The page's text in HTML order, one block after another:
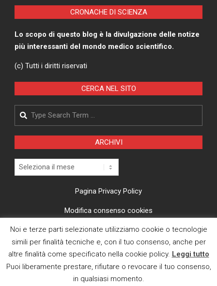
CRONACHE DI SCIENZA
Lo scopo di questo blog è la divulgazione delle notize
più interessanti del mondo medico scientifico.
(c) Tutti i diritti riservati
CERCA NEL SITO
Search
ARCHIVI
Archivi
Pagina Privacy Policy
Modifica consenso cookies
CI TROVI ANCHE SU
Noi e terze parti selezionate utilizziamo cookie o tecnologie
simili per finalità tecniche e, con il tuo consenso, anche per
altre finalità come specificato nella cookie policy. Leggi tutto
Puoi liberamente prestare, rifiutare o revocare il tuo consenso,
in qualsiasi momento.